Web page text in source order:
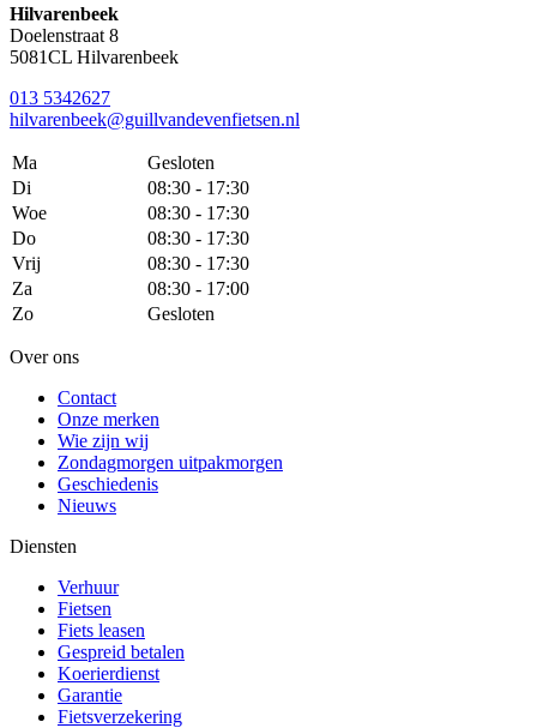
Hilvarenbeek
Doelenstraat 8
5081CL Hilvarenbeek
013 5342627
hilvarenbeek@guillvandevenfietsen.nl
Ma
Gesloten
Di
08:30 - 17:30
Woe
08:30 - 17:30
Do
08:30 - 17:30
Vrij
08:30 - 17:30
Za
08:30 - 17:00
Zo
Gesloten
Over ons
Contact
Onze merken
Wie zijn wij
Zondagmorgen uitpakmorgen
Geschiedenis
Nieuws
Diensten
Verhuur
Fietsen
Fiets leasen
Gespreid betalen
Koerierdienst
Garantie
Fietsverzekering